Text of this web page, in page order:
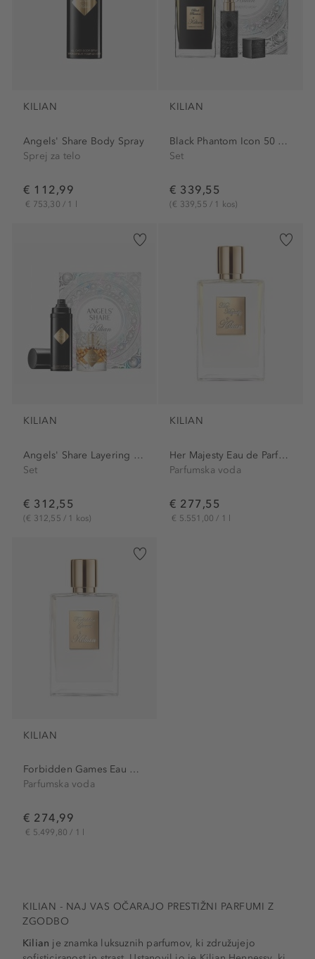
KILIAN
Angels' Share Body Spray
Sprej za telo
€ 112,99
€ 753,30 / 1 l
KILIAN
Black Phantom Icon 50 ml Set
Set
€ 339,55
(€ 339,55 / 1 kos)
KILIAN
Angels' Share Layering Set
Set
€ 312,55
(€ 312,55 / 1 kos)
KILIAN
Her Majesty Eau de Parfum
Parfumska voda
€ 277,55
€ 5.551,00 / 1 l
KILIAN
Forbidden Games Eau de Parfum
Parfumska voda
€ 274,99
€ 5.499,80 / 1 l
KILIAN - NAJ VAS OČARAJO PRESTIŽNI PARFUMI Z
ZGODBO
Kilian je znamka luksuznih parfumov, ki združujejo